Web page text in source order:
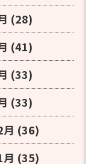
(28)
(41)
(33)
(33)
(36)
(35)